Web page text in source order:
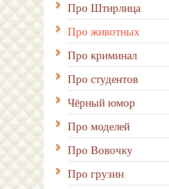
Про Штирлица
Про животных
Про криминал
Про студентов
Чёрный юмор
Про моделей
Про Вовочку
Про грузин